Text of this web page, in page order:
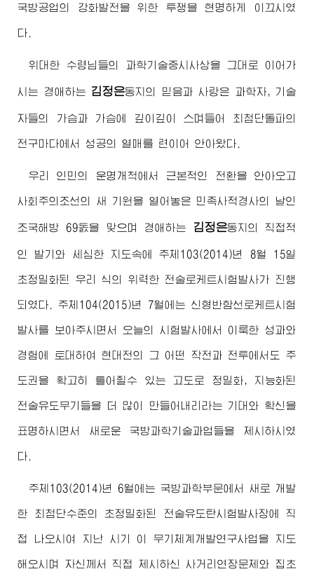
국방공업의 강화발전을 위한 투쟁을 현명하게 이끄시였
다.
위대한 수령님들의 과학기술중시사상을 그대로 이어가
시는 경애하는 김정은동지 의 믿음과 사랑은 과학자, 기술
자들의 가슴과 가슴에 깊이깊이 스며들어 최첨단돌파의
전구마다에서 성공의 열매를 련이어 안아왔다.
우리 인민의 운명개척에서 근본적인 전환을 안아오고
사회주의조선의 새 기원을 열어놓은 민족사적경사의 날인
조국해방 69돐을 맞으며 경애하는 김정은동지 의 직접적
인 발기와 세심한 지도속에 주체103(2014)년 8월 15일
초정밀화된 우리 식의 위력한 전술로케트시험발사가 진행
되였다. 주체104(2015)년 7월에는 신형반함선로케트시험
발사를 보아주시면서 오늘의 시험발사에서 이룩한 성과와
경험에 토대하여 현대전의 그 어떤 작전과 전투에서도 주
도권을 확고히 틀어쥘수 있는 고도로 정밀화, 지능화된
전술유도무기들을 더 많이 만들어내리라는 기대와 확신을
표명하시면서 새로운 국방과학기술과업들을 제시하시였
다.
주체103(2014)년 6월에는 국방과학부문에서 새로 개발
한 최첨단수준의 초정밀화된 전술유도탄시험발사장에 직
접 나오시여 지난 시기 이 무기체계개발연구사업을 지도
해오시며 자신께서 직접 제시하신 사거리연장문제와 집초